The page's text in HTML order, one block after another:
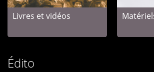
Livres et vidéos
Édito